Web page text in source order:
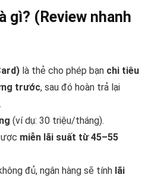
gì? (Review nhanh
là thẻ cho phép bạn chi tiêu
trước, sau đó hoàn trả lại
(ví dụ: 30 triệu/tháng).
miễn lãi suất từ 45–55
đủ, ngân hàng sẽ tính lãi